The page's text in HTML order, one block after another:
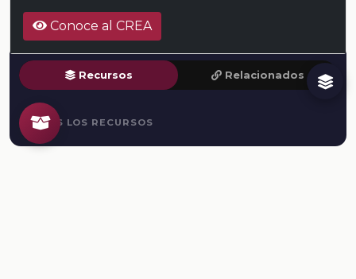
Conoce al CREA
Recursos Relacionados
TODOS LOS RECURSOS